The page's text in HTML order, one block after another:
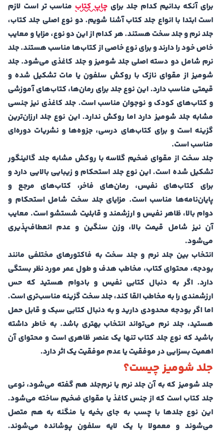
برای آنکه بدانیم کدام جلد برای چاپ کتابمناسب تر است لازم
است ابتدا با انواع جلد کتاب آشنا شویم. دو نوع اصلی جلد کتاب،
جلد نرم و جلد سخت هستند. هر کدام از این دو نوع، مزایا و معایب
خاص خود را دارند و برای نوع خاصی از کتاب‌ها مناسب هستند. جلد
نرم شامل دو دسته اصلی جلد شومیز و جلد کاغذی می‌شود. جلد
شومیز از مقوای نازک با روکش سلفون یا مات تشکیل شده و
قیمتی مناسب دارد. این نوع جلد برای رمان‌ها، کتاب‌های آموزشی
و کتاب‌های کودک و نوجوان مناسب است. جلد کاغذی نیز جنسی
مشابه جلد شومیز دارد اما روکش ندارد. این نوع جلد ارزان‌ترین
گزینه است و برای کتاب‌های درسی، جزوه‌ها و نشریات دوره‌ای
مناسب است.
جلد سخت از مقوای ضخیم گلاسه با روکش مشابه جلد گالینگور
تشکیل شده است. این نوع جلد استحکام و زیبایی بالایی دارد و
برای کتاب‌های نفیس، رمان‌های فاخر، کتاب‌های مرجع و
پایان‌نامه‌ها مناسب است. مزایای جلد سخت شامل استحکام و
دوام بالا، ظاهر نفیس و ارزشمند و قابلیت شستشو است. معایب
آن نیز شامل قیمت بالا، وزن سنگین و عدم انعطاف‌پذیری
می‌شود.
انتخاب بین جلد نرم و جلد سخت به فاکتورهای مختلفی مانند
بودجه، محتوای کتاب، مخاطب هدف و طول عمر مورد نظر بستگی
دارد. اگر به دنبال کتابی نفیس و بادوام هستید که حس
ارزشمندی را به مخاطب القا کند، جلد سخت گزینه مناسب‌تری است.
اما اگر بودجه محدودی دارید و به دنبال کتابی سبک و قابل حمل
هستید، جلد نرم می‌تواند انتخاب بهتری باشد. به خاطر داشته
باشید که نوع جلد کتاب تنها یک عنصر ظاهری است و محتوای آن
اهمیت بسزایی در موفقیت یا عدم موفقیت یک اثر دارد.
جلد شومیز چیست؟
جلد شومیز که به آن جلد نرم یا نرم‌جلد هم گفته می‌شود، نوعی
جلد کتاب است که از جنس کاغذ یا مقوای ضخیم ساخته می‌شود.
این نوع جلدها با چسب به جای بخیه یا منگنه به هم متصل
می‌شوند و معمولا با یک لایه سلفون پوشانده می‌شوند.